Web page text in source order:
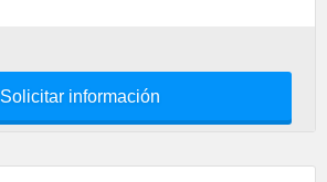
Solicitar información